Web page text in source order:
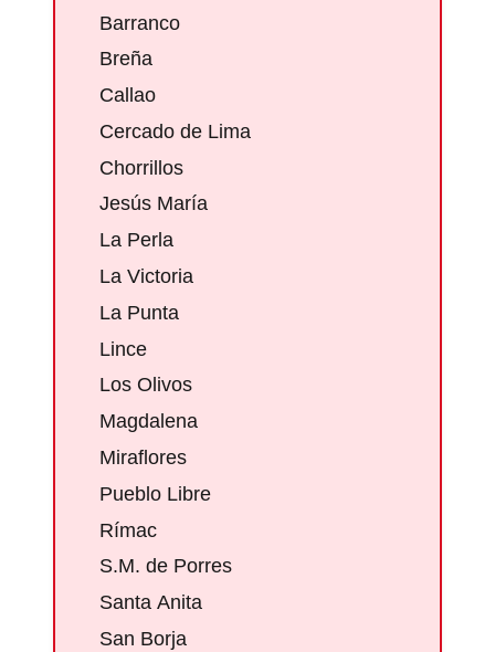
Barranco
Breña
Callao
Cercado de Lima
Chorrillos
Jesús María
La Perla
La Victoria
La Punta
Lince
Los Olivos
Magdalena
Miraflores
Pueblo Libre
Rímac
S.M. de Porres
Santa Anita
San Borja